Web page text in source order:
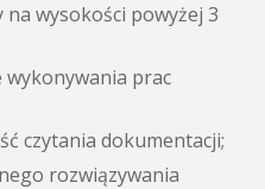
wysokości powyżej 3
wykonywania prac
czytania dokumentacji;
rozwiązywania